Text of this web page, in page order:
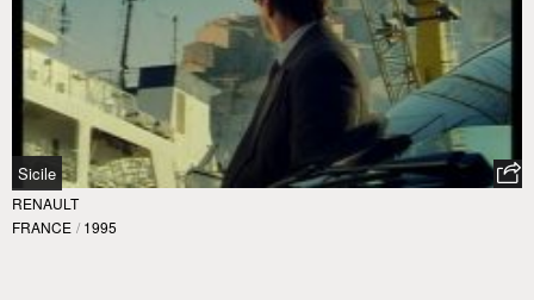
Sicile
RENAULT
FRANCE / 1995